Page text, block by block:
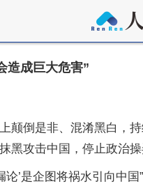
造成巨大危害”
颠倒是非、混淆黑白，
黑攻击中国，停止政治
论’是企图将祸水引向中国”